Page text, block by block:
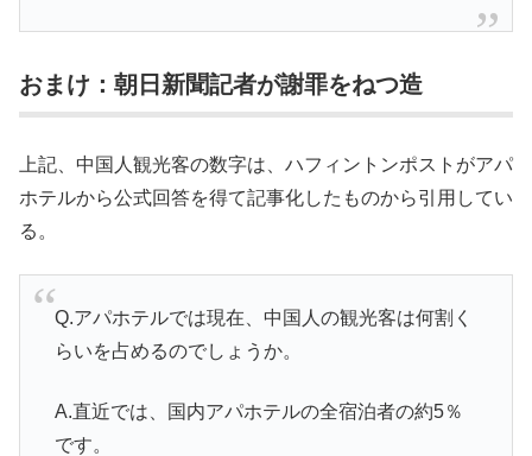
おまけ：朝日新聞記者が謝罪をねつ造
上記、中国人観光客の数字は、ハフィントンポストがアパ
ホテルから公式回答を得て記事化したものから引用してい
る。
Q.アパホテルでは現在、中国人の観光客は何割く
らいを占めるのでしょうか。
A.直近では、国内アパホテルの全宿泊者の約5％
です。